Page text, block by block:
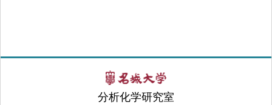
分析化学研究室